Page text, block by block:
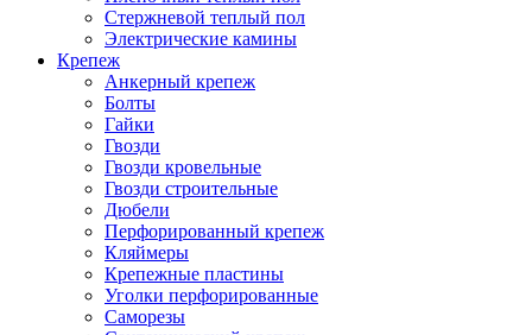
Стержневой теплый пол
Электрические камины
Крепеж
Анкерный крепеж
Болты
Гайки
Гвозди
Гвозди кровельные
Гвозди строительные
Дюбели
Перфорированный крепеж
Кляймеры
Крепежные пластины
Уголки перфорированные
Саморезы